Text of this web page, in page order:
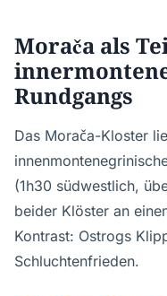
Morača als
Rundgangs
Das Morača-Kloster
(1h30 südwestlich,
beider Klöster an
Kontrast: Ostrogs
Schluchtenfrieden.